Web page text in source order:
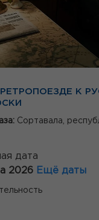
К
Сортавала,
дата
2026 Ещё даты